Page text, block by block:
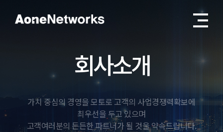
회사소개
가치 중심의 경영을 모토로 고객의 사업경쟁력확보에
최우선을 두고 있으며
고객여러분의 든든한 파트너가 될 것을 약속드립니다.